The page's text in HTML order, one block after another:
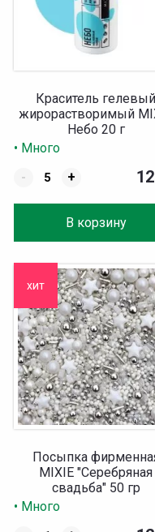
Краситель гелевый
жирорастворимый
Небо 20 г
• Много
-
+
В корзину
хит
Посыпка
MIXIE "Серебряная
свадьба" 50 гр
• Много